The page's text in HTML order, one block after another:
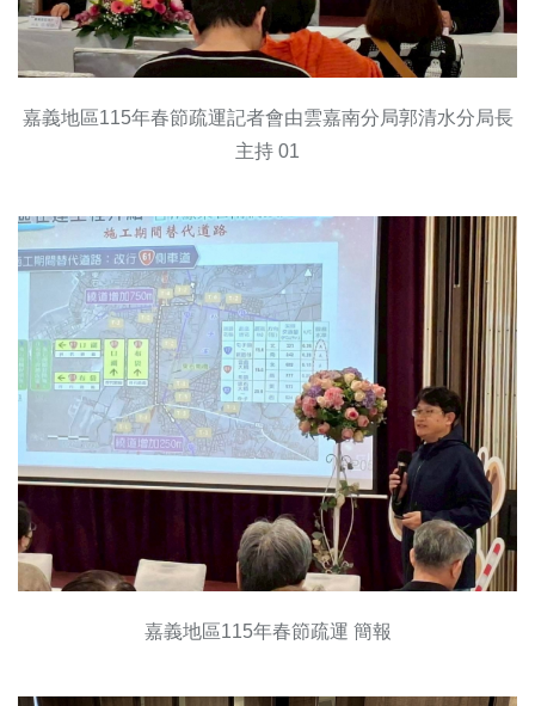
嘉義地區115年春節疏運記者會由雲嘉南分局郭清水分局長
主持 01
嘉義地區115年春節疏運 簡報